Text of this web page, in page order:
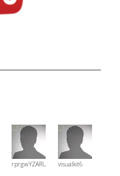
rprgwYZARUTZQyCWESpD
visualkit6